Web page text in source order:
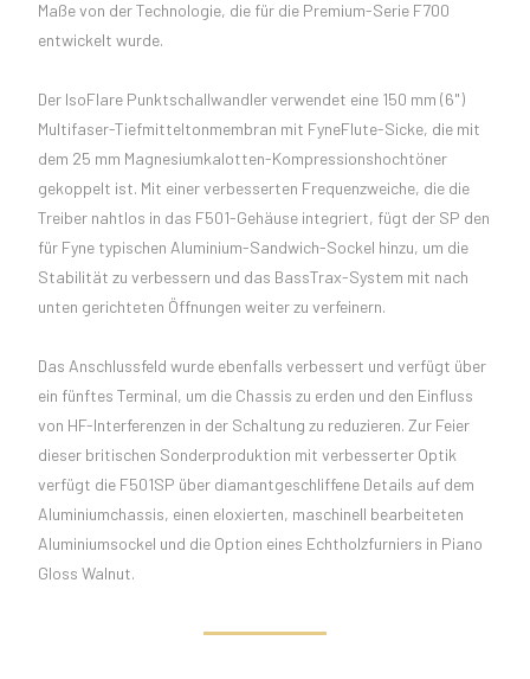
Maße von der Technologie, die für die Premium-Serie F700
entwickelt wurde.
Der IsoFlare Punktschallwandler verwendet eine 150 mm (6")
Multifaser-Tiefmitteltonmembran mit FyneFlute-Sicke, die mit
dem 25 mm Magnesiumkalotten-Kompressionshochtöner
gekoppelt ist. Mit einer verbesserten Frequenzweiche, die die
Treiber nahtlos in das F501-Gehäuse integriert, fügt der SP den
für Fyne typischen Aluminium-Sandwich-Sockel hinzu, um die
Stabilität zu verbessern und das BassTrax-System mit nach
unten gerichteten Öffnungen weiter zu verfeinern.
Das Anschlussfeld wurde ebenfalls verbessert und verfügt über
ein fünftes Terminal, um die Chassis zu erden und den Einfluss
von HF-Interferenzen in der Schaltung zu reduzieren. Zur Feier
dieser britischen Sonderproduktion mit verbesserter Optik
verfügt die F501SP über diamantgeschliffene Details auf dem
Aluminiumchassis, einen eloxierten, maschinell bearbeiteten
Aluminiumsockel und die Option eines Echtholzfurniers in Piano
Gloss Walnut.